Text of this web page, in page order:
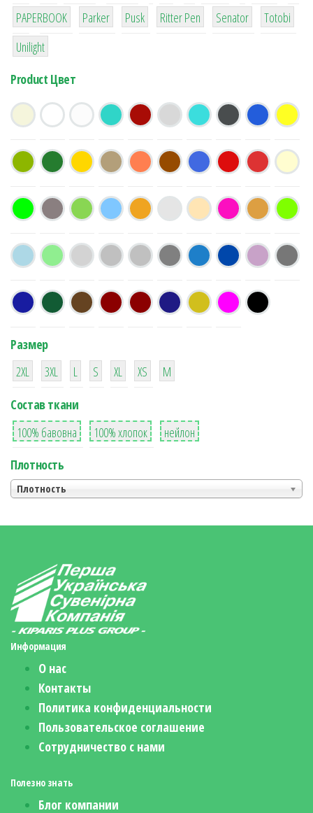
8
PAPERBOOK
6
Parker
2
Pusk
22
Ritter Pen
15
Senator
43
Totobi
1
Unilight
Product Цвет
Размер
38
2XL
16
3XL
42
L
42
S
42
XL XS
М
Состав ткани
8
100% бавовна
36
100% хлопок
2
нейлон
Плотность
Плотность
Информация
О нас
Контакты
Политика конфиденциальности
Пользовательское соглашение
Сотрудничество с нами
Полезно знать
Блог компании